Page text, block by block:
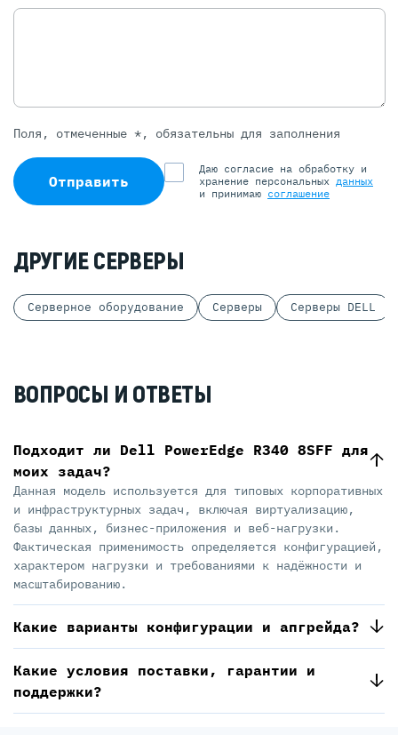
Поля, отмеченные *, обязательны для заполнения
Отправить
Даю согласие на обработку и
хранение персональных данных
и принимаю соглашение
ДРУГИЕ СЕРВЕРЫ
Серверное оборудование Серверы Серверы DELL
ВОПРОСЫ И ОТВЕТЫ
Подходит ли Dell PowerEdge R340 8SFF для
моих задач?
Данная модель используется для типовых корпоративных
и инфраструктурных задач, включая виртуализацию,
базы данных, бизнес-приложения и веб-нагрузки.
Фактическая применимость определяется конфигурацией,
характером нагрузки и требованиями к надёжности и
масштабированию.
Какие варианты конфигурации и апгрейда?
Какие условия поставки, гарантии и
поддержки?